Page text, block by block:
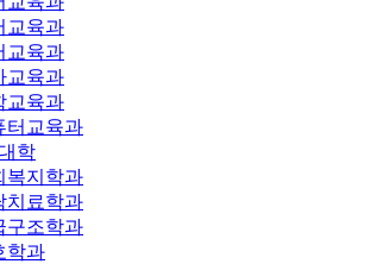
교육과
교육과
교육과
교육과
터교육과
학
복지학과
치료학과
구조학과
학과